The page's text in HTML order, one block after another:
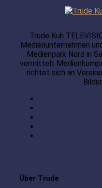
Trude Kuh
Medienunternehmen
Medienpark Nord in
vermittelt
richtet sich an
Über Trude